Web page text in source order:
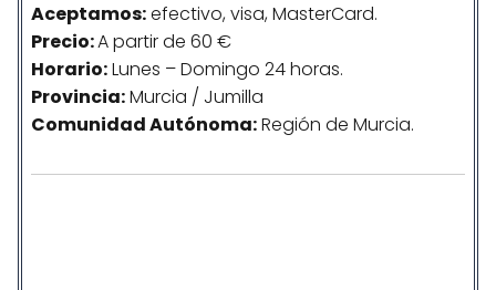
Aceptamos:efectivo, visa, MasterCard.
Precio:A partir de 60 €
Horario:Lunes – Domingo 24 horas.
Provincia:Murcia / Jumilla
ComunidadAutónoma:Región de Murcia.